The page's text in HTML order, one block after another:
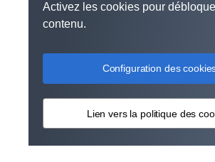
Activez les cookies pour
contenu.
Configuration des
Lien vers la politique des